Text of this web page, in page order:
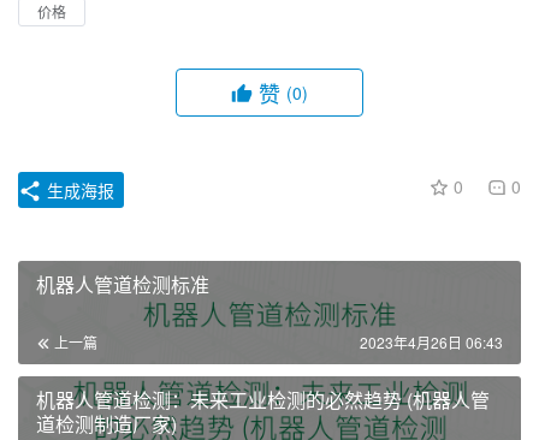
价格
赞 (0)
0 0
生成海报
机器人管道检测标准
上一篇 2023年4月26日 06:43
机器人管道检测：未来工业检测的必然趋势 (机器人管
道检测制造厂家)